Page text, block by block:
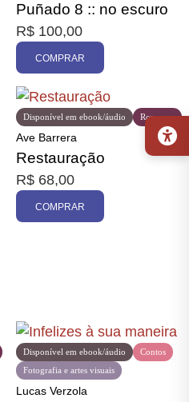
Puñado 8 :: no escuro
R$ 100,00
COMPRAR
Disponível em ebook/áudio Romance
Ave Barrera
Restauração
R$ 68,00
COMPRAR
Contos
Disponível em ebook/áudio
Fotografia e artes visuais
Lucas Verzola